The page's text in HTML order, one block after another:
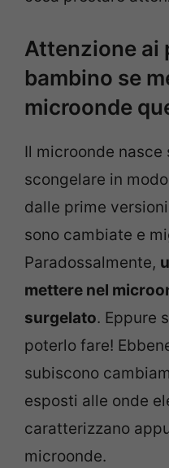
Attenzione ai
bambino se
microonde
Il microonde
scongelare in
dalle prime
sono cambiate e
Paradossalmente,
mettere nel
surgelato. Eppure
poterlo fare!
subiscono
esposti alle onde
caratterizzano
microonde.